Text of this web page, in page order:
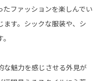
たファッションを楽しんでい
ます。シックな服装や、シ
な魅力を感じさせる外見が